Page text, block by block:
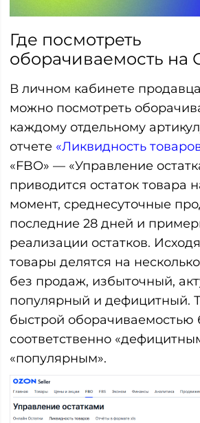
Где посмотреть
оборачиваемость на
В личном кабинете
можно посмотреть
каждому отдельному
отчете «Ликвидность
«FBO» — «Управление
приводится остаток товара
момент, среднесуточные
последние 28 дней и
реализации остатков.
товары делятся на
без продаж, избыточный,
популярный и дефицитный.
быстрой оборачиваемостью
соответственно
«популярным».